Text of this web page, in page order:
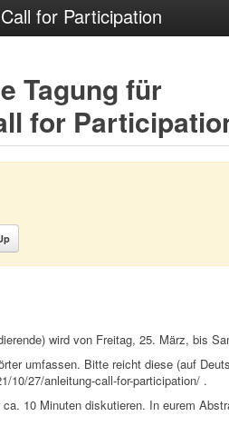
for Participation
Tagung für
for
wird von Freitag, 25. März, bis
umfassen. Bitte reicht diese (auf
10/27/anleitung-call-for-participation/ .
10 Minuten diskutieren. In eurem